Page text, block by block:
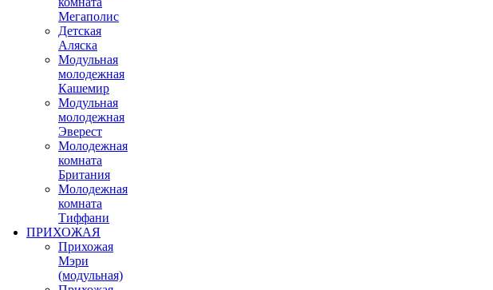
Мегаполис
Детская
Аляска
Модульная
молодежная
Кашемир
Модульная
молодежная
Эверест
Молодежная
комната
Британия
Молодежная
комната
Тиффани
ПРИХОЖАЯ
Прихожая
Мэри
(модульная)